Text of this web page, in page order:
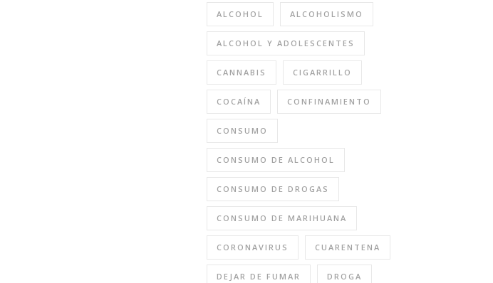
ALCOHOL ALCOHOLISMO
ALCOHOL Y ADOLESCENTES
CANNABIS CIGARRILLO
COCAÍNA CONFINAMIENTO
CONSUMO
CONSUMO DE ALCOHOL
CONSUMO DE DROGAS
CONSUMO DE MARIHUANA
CORONAVIRUS CUARENTENA
DEJAR DE FUMAR DROGA